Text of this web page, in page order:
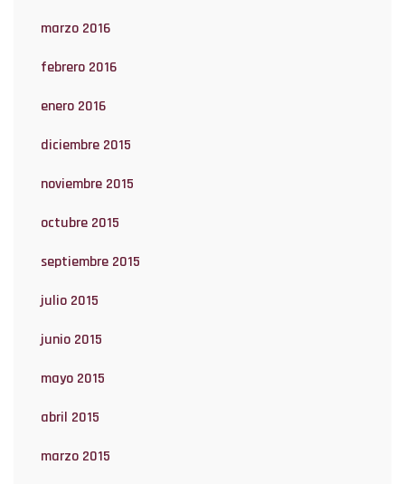
marzo 2016
febrero 2016
enero 2016
diciembre 2015
noviembre 2015
octubre 2015
septiembre 2015
julio 2015
junio 2015
mayo 2015
abril 2015
marzo 2015